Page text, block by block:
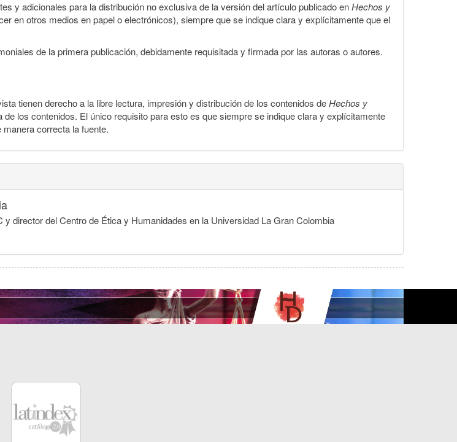
y adicionales para la distribución no exclusiva de la versión del artículo publicado enHechos y
en otros medios en papel o electrónicos), siempre que se indique clara y explícitamente que el
de la primera publicación, debidamente requisitada y firmada por las autoras o autores.
tienen derecho a la libre lectura, impresión y distribución de los contenidos deHechos y
los contenidos. El único requisito para esto es que siempre se indique clara y explícitamente
correcta la fuente.
director del Centro de Ética y Humanidades en la Universidad La Gran Colombia